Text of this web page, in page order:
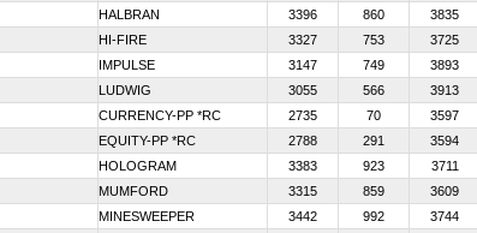
HALBRAN 3396 860 3835
HI-FIRE 3327 753 3725
IMPULSE 3147 749 3893
LUDWIG 3055 566 3913
CURRENCY-PP *RC 2735 70 3597
EQUITY-PP *RC 2788 291 3594
HOLOGRAM 3383 923 3711
MUMFORD 3315 859 3609
MINESWEEPER 3442 992 3744